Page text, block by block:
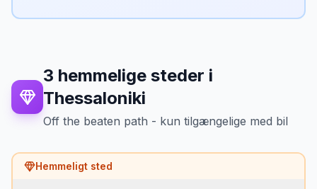
Bedste tidspunkt
3 hemmelige steder i
Thessaloniki
Off the beaten path - kun tilgængelige med bil
Hemmeligt sted